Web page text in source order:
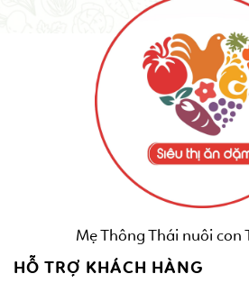
Mẹ Thông Thái nuôi con
HỖ TRỢ KHÁCH HÀNG